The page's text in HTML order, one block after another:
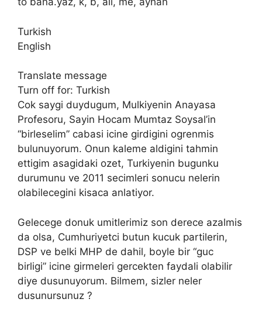
Turkish
English
Translate message
Turn off for: Turkish
Cok saygi duydugum, Mulkiyenin Anayasa
Profesoru, Sayin Hocam Mumtaz Soysal’in
“birleselim” cabasi icine girdigini ogrenmis
bulunuyorum. Onun kaleme aldigini tahmin
ettigim asagidaki ozet, Turkiyenin bugunku
durumunu ve 2011 secimleri sonucu nelerin
olabilecegini kisaca anlatiyor.
Gelecege donuk umitlerimiz son derece azalmis
da olsa, Cumhuriyetci butun kucuk partilerin,
DSP ve belki MHP de dahil, boyle bir “guc
birligi” icine girmeleri gercekten faydali olabilir
diye dusunuyorum. Bilmem, sizler neler
dusunursunuz ?